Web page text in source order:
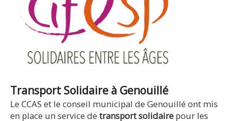
Transport Solidaire à Genouillé
Le CCAS et le conseil municipal de Genouillé ont mis
en place un service de transport solidaire pour les